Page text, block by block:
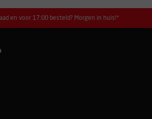
en voor 17:00 besteld? Morgen in huis!*